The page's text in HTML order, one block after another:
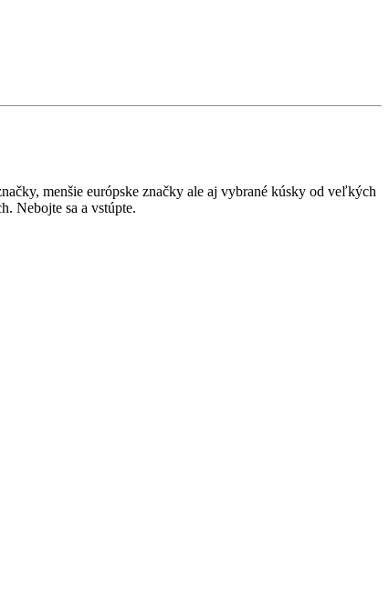
menšie európske značky ale aj vybrané kúsky od veľkých
Nebojte sa a vstúpte.